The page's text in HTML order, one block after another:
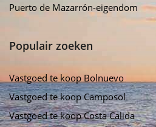
Puerto de Mazarrón-eigendom
Populair zoeken
Vastgoed te koop Bolnuevo
Vastgoed te koop Camposol
Vastgoed te koop Costa Calida